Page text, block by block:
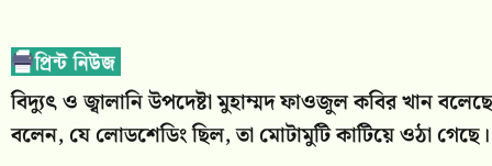
বিদ্যুৎ ও জ্বালানি উপদেষ্টা মুহাম্মদ ফাওজুল কবির খান
বলেন, যে লোডশেডিং ছিল, তা মোটামুটি কাটিয়ে ওঠা